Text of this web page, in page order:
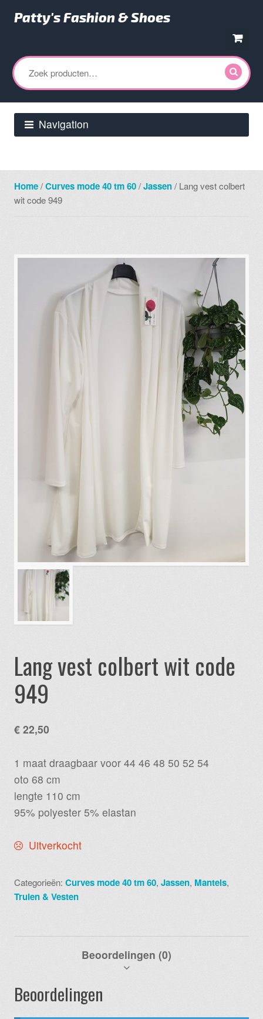
naar
navigatie
naar
de
inhoud
Patty's Fashion & Shoes
Zoeken
naar:
Navigation
Home/Curves mode 40 tm 60/Jassen/ Lang vest colbert
wit code 949
Lang vest colbert wit code
949
€ 22,50
1 maat draagbaar voor 44 46 48 50 52 54
oto 68 cm
lengte 110 cm
95% polyester 5% elastan
Uitverkocht
Categorieën:Curves mode 40 tm 60,Jassen, Mantels,
Truien & Vesten
Beoordelingen (0)
Beoordelingen